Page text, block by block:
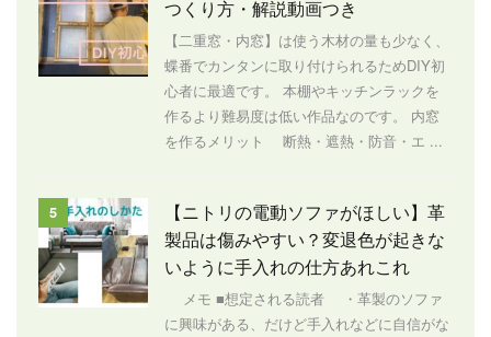
つくり方・解説動画つき
【二重窓・内窓】は使う木材の量も少なく、
蝶番でカンタンに取り付けられるためDIY初
心者に最適です。 本棚やキッチンラックを
作るより難易度は低い作品なのです。 内窓
を作るメリット 断熱・遮熱・防音・エ ...
5
【ニトリの電動ソファがほしい】革
製品は傷みやすい？変退色が起きな
いように手入れの仕方あれこれ
メモ ■想定される読者 ・革製のソファ
に興味がある、だけど手入れなどに自信がな